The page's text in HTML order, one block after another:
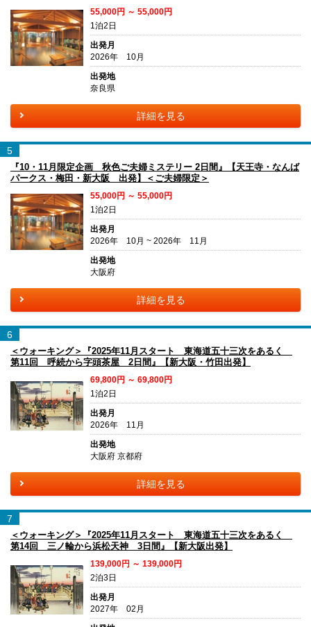
55,000円 ～ 55,000円
1泊2日
出発月
2026年 10月
出発地
奈良県
詳細を見る
5
『10・11月限定企画 秋色ご夫婦ミステリー 2日間』【天王寺・なんば
パークス・梅田・新大阪 出発】＜ご夫婦限定＞
55,000円 ～ 55,000円
1泊2日
出発月
2026年 10月 ~ 2026年 11月
出発地
大阪府
詳細を見る
6
＜ウォーキング＞『2025年11月スタート 東海道五十三次をあるく
第11回 呼続から字頭茶屋 2日間』【新大阪・竹田出発】
69,800円 ～ 69,800円
1泊2日
出発月
2026年 11月
出発地
大阪府 京都府
詳細を見る
7
＜ウォーキング＞『2025年11月スタート 東海道五十三次をあるく
第14回 三ノ輪から浜松天神 3日間』【新大阪出発】
139,000円 ～ 139,000円
2泊3日
出発月
2027年 02月